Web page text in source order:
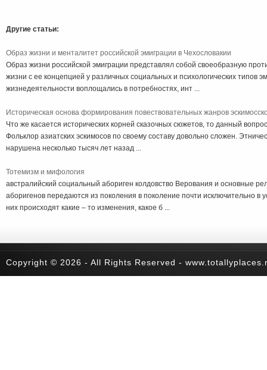
Другие статьи:
Образ жизни и менталитет российской эмиграции в Чехословакии
Образ жизни российской эмиграции представлял собой своеобразную
жизни с ее концепцией у различных социальных и психологических типов
жизнедеятельности воплощались в потребностях, инт ...
Историческая основа формирования повествовательных жанров
Что же касается исторических корней сказочных сюжетов, то данный
Фольклор азиатских эскимосов по своему составу довольно сложен.
нарушена несколько тысяч лет назад ...
Тотемизм и мифология
австралийский социальный абориген колдовство Верования и основные
аборигенов передаются из поколения в поколение почти исключительно в
них происходят какие – то изменения, какое б ...
Copyright © 2026 - All Rights Reserved -